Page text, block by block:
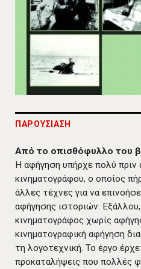
ΠΑΡΟΥΣΙΑΣΗ
Από το οπισθόφυλλο του
Η αφήγηση υπήρχε πολύ πριν
κινηματογράφου, ο οποίος
άλλες τέχνες για να
αφήγησης ιστοριών.
κινηματογράφος χωρίς
κινηματογραφική αφήγηση
τη λογοτεχνική. Το έργο
προκαταλήψεις που πολλές